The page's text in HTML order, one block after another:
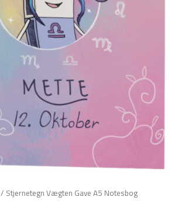
/ Stjernetegn Vægten Gave A5 Notesbog